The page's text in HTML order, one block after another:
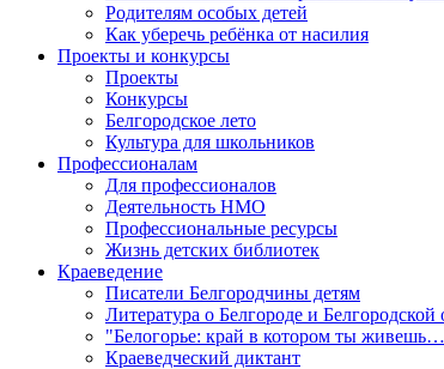
Родителям особых детей
Как уберечь ребёнка от насилия
Проекты и конкурсы
Проекты
Конкурсы
Белгородское лето
Культура для школьников
Профессионалам
Для профессионалов
Деятельность НМО
Профессиональные ресурсы
Жизнь детских библиотек
Краеведение
Писатели Белгородчины детям
Литература о Белгороде и Белгородской
"Белогорье: край в котором ты
Краеведческий диктант